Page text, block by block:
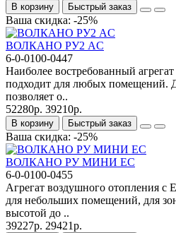
В корзину Быстрый заказ
Ваша скидка: -25%
ВОЛКАНО РУ2 AC
6-0-0100-0447
Наиболее востребованный
подходит для любых помещений.
позволяет о..
52280р. 39210р.
В корзину Быстрый заказ
Ваша скидка: -25%
ВОЛКАНО РУ МИНИ ЕC
6-0-0100-0455
Агрегат воздушного отопления с
для небольших помещений, для
высотой до ..
39227р. 29421р.